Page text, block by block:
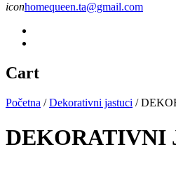
iconhomequeen.ta@gmail.com
Cart
Početna / Dekorativni jastuci /
DEKORATIVNI